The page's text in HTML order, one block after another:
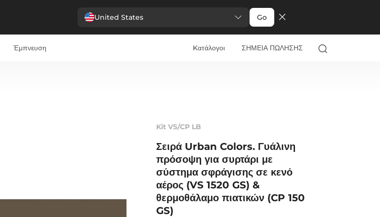
United States Go
Έμπνευση Kατάλογοι ΣΗΜΕΙΑ ΠΩΛΗΣΗΣ
Kit VS/CP LB
Σειρά Urban Colors. Γυάλινη
πρόσοψη για συρτάρι με
σύστημα σφράγισης σε κενό
αέρος (VS 1520 GS) &
θερμοθάλαμο πιατικών (CP 150
GS)